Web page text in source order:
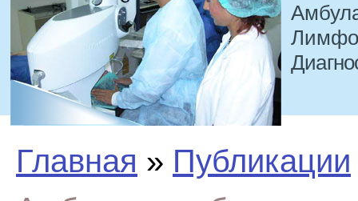
Главная » Публикации